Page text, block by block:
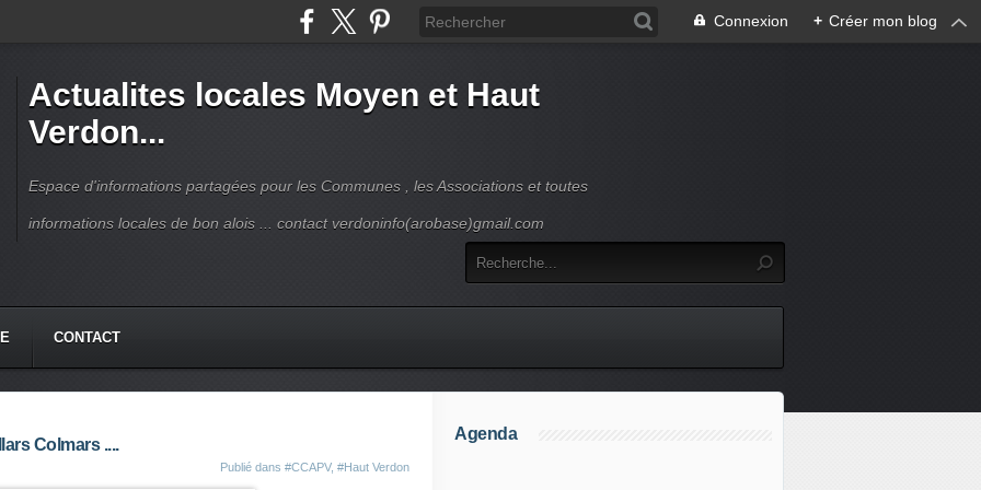
Connexion + Créer mon blog
Actualites locales Moyen et Haut
Verdon...
Espace d'informations partagées pour les Communes , les Associations et toutes
informations locales de bon alois ... contact verdoninfo(arobase)gmail.com
CONTACT
Colmars ....
Publié dans #CCAPV, #Haut Verdon
Agenda